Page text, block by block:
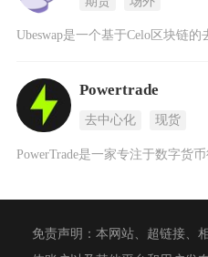
Powertrade
去中心化 现货
免责声明：本网站、超链接、